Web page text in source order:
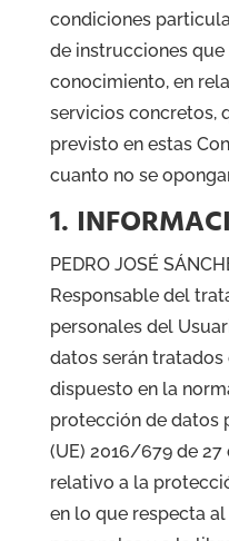
condiciones
de instrucciones que
conocimiento, en
servicios concretos,
previsto en estas
cuanto no se
1.
PEDRO JOSÉ
Responsable del
personales del
datos serán
dispuesto en la
protección de datos
(UE) 2016/679 de 27
relativo a la
en lo que respecta